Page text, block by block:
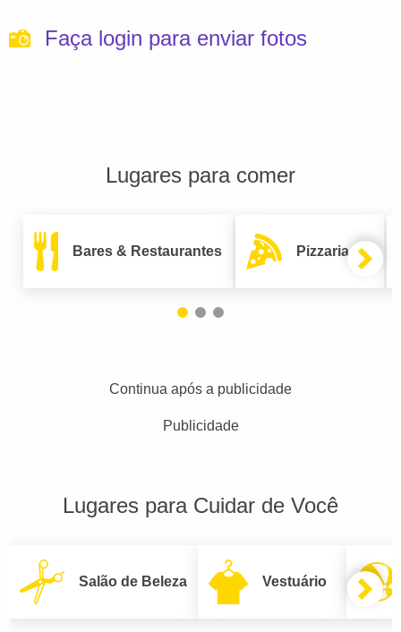
Faça login para enviar fotos
Lugares para comer
Bares & Restaurantes Pizzarias
Continua após a publicidade
Publicidade
Lugares para Cuidar de Você
Salão de Beleza Vestuário